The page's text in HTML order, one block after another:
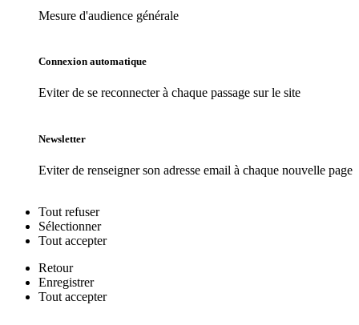
Mesure d'audience générale
Connexion automatique
Eviter de se reconnecter à chaque passage sur le site
Newsletter
Eviter de renseigner son adresse email à chaque nouvelle page
Tout refuser
Sélectionner
Tout accepter
Retour
Enregistrer
Tout accepter